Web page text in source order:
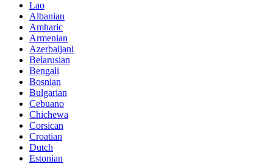
Lao
Albanian
Amharic
Armenian
Azerbaijani
Belarusian
Bengali
Bosnian
Bulgarian
Cebuano
Chichewa
Corsican
Croatian
Dutch
Estonian